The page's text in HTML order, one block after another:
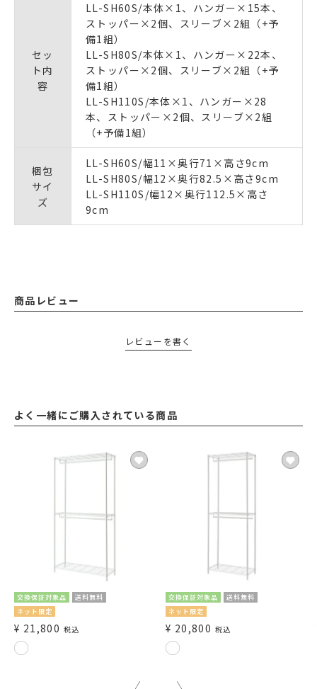
セッ
ト内
容
LL-SH60S/本体×1、ハンガー×15本、
ストッパー×2個、スリーブ×2組（+予
備1組）
LL-SH80S/本体×1、ハンガー×22本、
ストッパー×2個、スリーブ×2組（+予
備1組）
LL-SH110S/本体×1、ハンガー×28
本、ストッパー×2個、スリーブ×2組
（+予備1組）
梱包
サイ
ズ
LL-SH60S/幅11×奥行71×高さ9cm
LL-SH80S/幅12×奥行82.5×高さ9cm
LL-SH110S/幅12×奥行112.5×高さ
9cm
商品レビュー
レビューを書く
よく一緒にご購入されている商品
交換保証対象品
送料無料
ネット限定
¥ 21,800 税込
交換保証対象品
送料無料
ネット限定
¥ 20,800 税込